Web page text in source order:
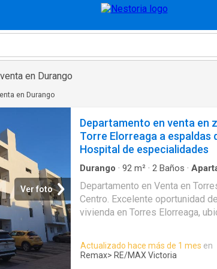
en Durango
en Durango
Ver foto
Departamento en venta en
Torre Elorreaga a espaldas
Hospital de especialidades
Durango · 92 m² · 2 Baños ·
Departamento en Venta en
Centro. Excelente oportunidad
vivienda en Torres Elorreaga,
de Especialidades AMCCI. La
encuentra en una de las zonas
conectividad y equipamiento
Actualizado hace más de 1 mes en
Remax> RE/MAX Victoria